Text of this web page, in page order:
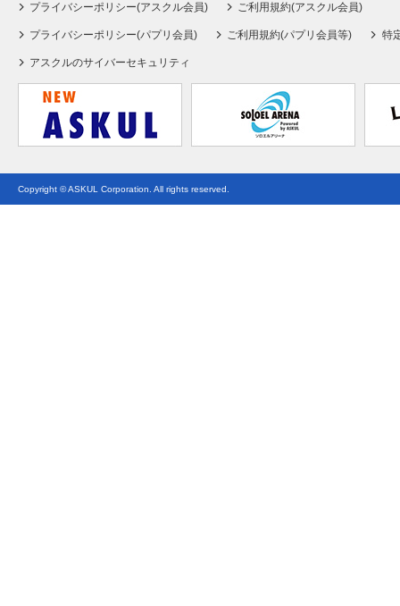
プライバシーポリシー(アスクル会員) ご利用規約(アスクル会員)
プライバシーポリシー(パプリ会員) ご利用規約(パプリ会員等) 特
アスクルのサイバーセキュリティ
Copyright © ASKUL Corporation. All rights reserved.